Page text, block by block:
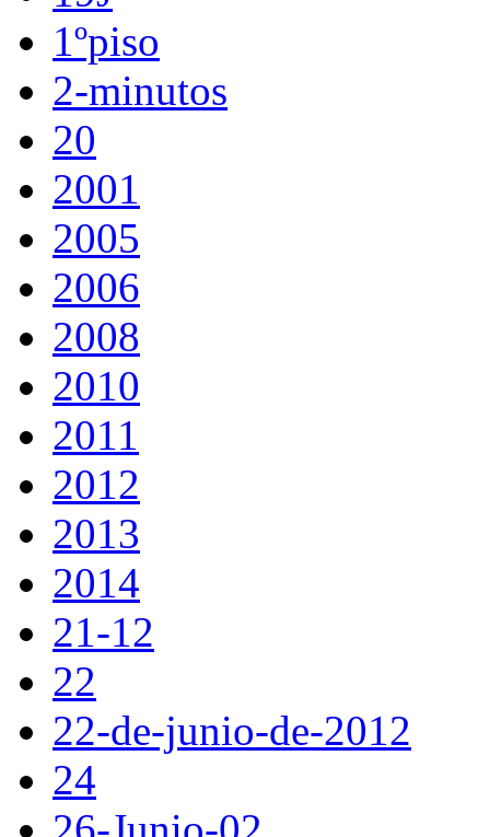
1ºpiso
2-minutos
20
2001
2005
2006
2008
2010
2011
2012
2013
2014
21-12
22
22-de-junio-de-2012
24